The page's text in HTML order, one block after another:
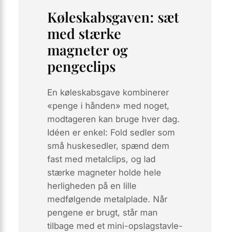
Køleskabsgaven: sæt
med stærke
magneter og
pengeclips
En køleskabsgave kombinerer
«penge i hånden» med noget,
modtageren kan bruge hver dag.
Idéen er enkel: Fold sedler som
små huskesedler, spænd dem
fast med metalclips, og lad
stærke magneter holde hele
herligheden på en lille
medfølgende metalplade. Når
pengene er brugt, står man
tilbage med et mini-opslagstavle-